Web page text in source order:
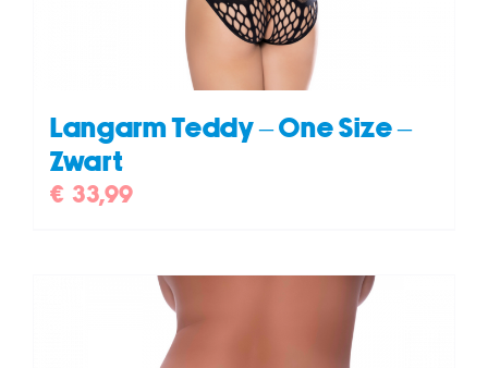
Langarm Teddy – One Size –
Zwart
€ 33,99